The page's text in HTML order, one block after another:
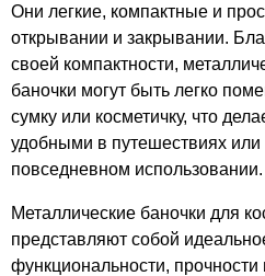
Они легкие, компактные и
открывании и закрывании.
своей компактности,
баночки могут быть легко
сумку или косметичку, что
удобными в путешествиях или
повседневном использовании.
Металлические баночки для
представляют собой
функциональности, прочности